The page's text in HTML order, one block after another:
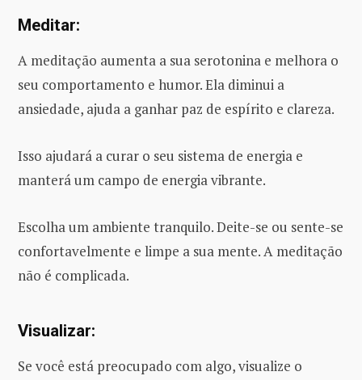
Meditar:
A meditação aumenta a sua serotonina e melhora o
seu comportamento e humor. Ela diminui a
ansiedade, ajuda a ganhar paz de espírito e clareza.
Isso ajudará a curar o seu sistema de energia e
manterá um campo de energia vibrante.
Escolha um ambiente tranquilo. Deite-se ou sente-se
confortavelmente e limpe a sua mente. A meditação
não é complicada.
Visualizar:
Se você está preocupado com algo, visualize o